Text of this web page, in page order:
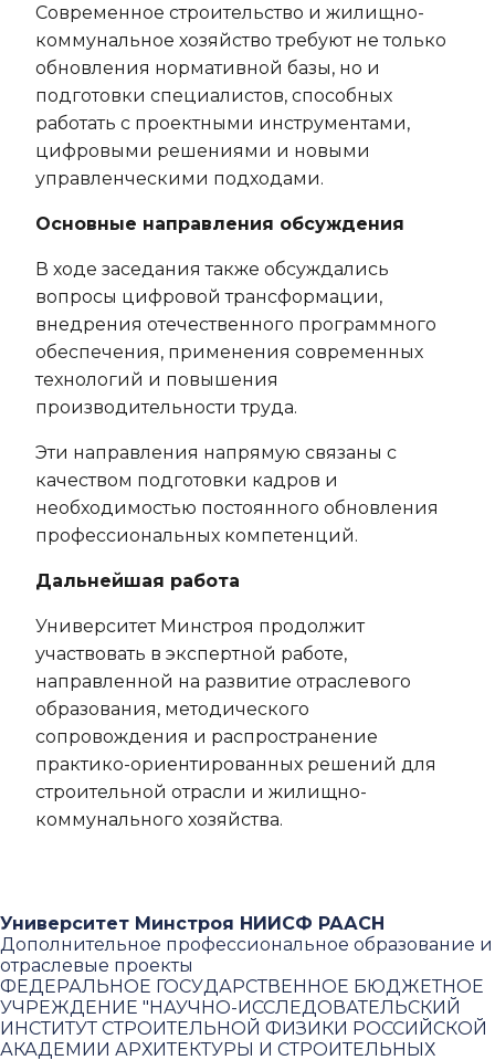
Современное строительство и жилищно-
коммунальное хозяйство требуют не только
обновления нормативной базы, но и
подготовки специалистов, способных
работать с проектными инструментами,
цифровыми решениями и новыми
управленческими подходами.
Основные направления обсуждения
В ходе заседания также обсуждались
вопросы цифровой трансформации,
внедрения отечественного программного
обеспечения, применения современных
технологий и повышения
производительности труда.
Эти направления напрямую связаны с
качеством подготовки кадров и
необходимостью постоянного обновления
профессиональных компетенций.
Дальнейшая работа
Университет Минстроя продолжит
участвовать в экспертной работе,
направленной на развитие отраслевого
образования, методического
сопровождения и распространение
практико-ориентированных решений для
строительной отрасли и жилищно-
коммунального хозяйства.
Университет Минстроя НИИСФ РААСН
Дополнительное профессиональное образование и
отраслевые проекты
ФЕДЕРАЛЬНОЕ ГОСУДАРСТВЕННОЕ БЮДЖЕТНОЕ
УЧРЕЖДЕНИЕ "НАУЧНО-ИССЛЕДОВАТЕЛЬСКИЙ
ИНСТИТУТ СТРОИТЕЛЬНОЙ ФИЗИКИ РОССИЙСКОЙ
АКАДЕМИИ АРХИТЕКТУРЫ И СТРОИТЕЛЬНЫХ